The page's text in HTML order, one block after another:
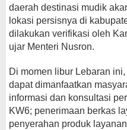
daerah destinasi mudik
lokasi persisnya di
dilakukan verifikasi oleh
ujar Menteri Nusron.
Di momen libur Lebaran
dapat dimanfaatkan
informasi dan konsultasi
KW6; penerimaan berkas
penyerahan produk